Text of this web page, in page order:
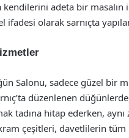
adeta bir masalın
ifadesi olarak sarnıçta
Salonu, sadece güzel
düzenlenen
tadına hitap ederken,
çeşitleri, davetlilerin tüm